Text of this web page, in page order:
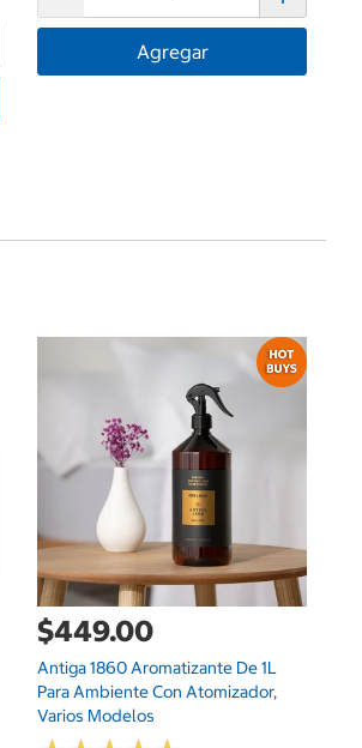
Agregar
$449.00
Antiga 1860 Aromatizante De 1L
Para Ambiente Con Atomizador,
Varios Modelos